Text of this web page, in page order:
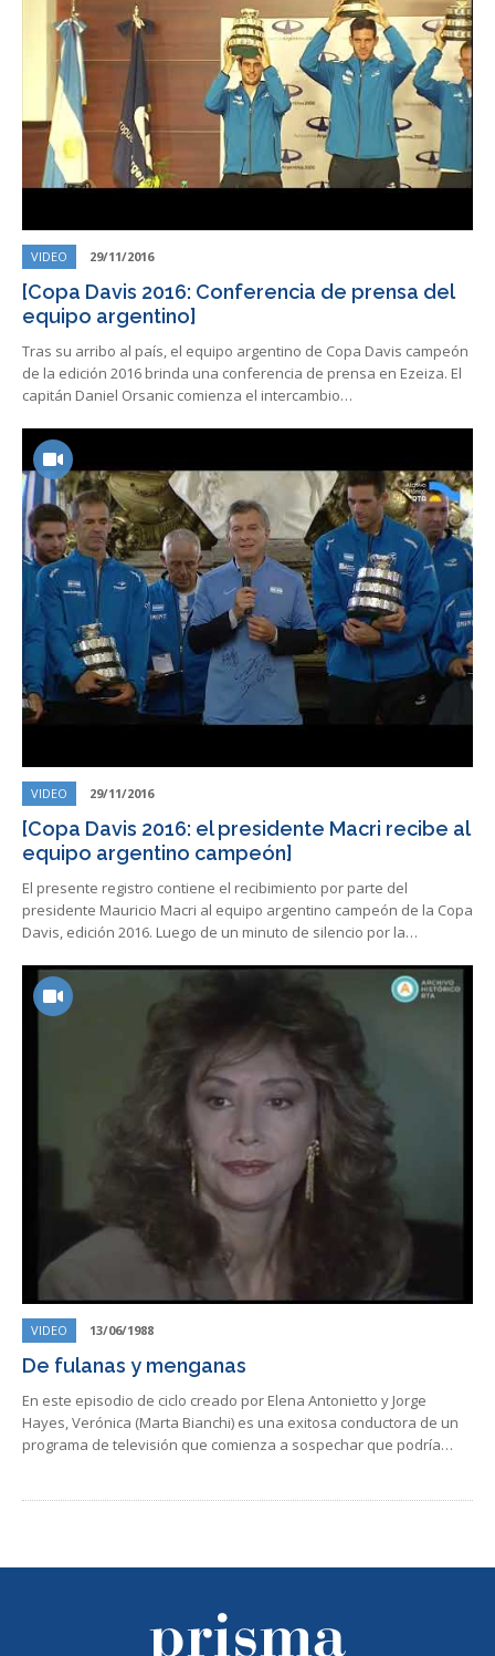
VIDEO 29/11/2016
[Copa Davis 2016: Conferencia de prensa del
equipo argentino]
Tras su arribo al país, el equipo argentino de Copa Davis campeón
de la edición 2016 brinda una conferencia de prensa en Ezeiza. El
capitán Daniel Orsanic comienza el intercambio…
VIDEO 29/11/2016
[Copa Davis 2016: el presidente Macri recibe al
equipo argentino campeón]
El presente registro contiene el recibimiento por parte del
presidente Mauricio Macri al equipo argentino campeón de la Copa
Davis, edición 2016. Luego de un minuto de silencio por la…
VIDEO 13/06/1988
De fulanas y menganas
En este episodio de ciclo creado por Elena Antonietto y Jorge
Hayes, Verónica (Marta Bianchi) es una exitosa conductora de un
programa de televisión que comienza a sospechar que podría…